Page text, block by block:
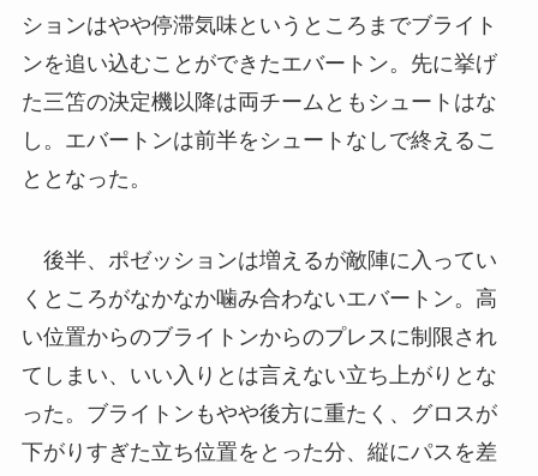
ションはやや停滞気味というところまでブライト
ンを追い込むことができたエバートン。先に挙げ
た三笘の決定機以降は両チームともシュートはな
し。エバートンは前半をシュートなしで終えるこ
ととなった。
後半、ポゼッションは増えるが敵陣に入ってい
くところがなかなか噛み合わないエバートン。高
い位置からのブライトンからのプレスに制限され
てしまい、いい入りとは言えない立ち上がりとな
った。ブライトンもやや後方に重たく、グロスが
下がりすぎた立ち位置をとった分、縦にパスを差